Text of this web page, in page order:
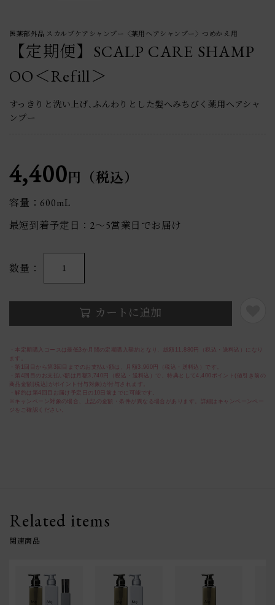
医薬部外品 スカルプケアシャンプー〈薬用ヘアシャンプー〉つめかえ用
【定期便】SCALP CARE SHAMP
OO＜Refill＞
すっきりと洗い上げ､ふんわりとした髪へみちびく薬用ヘアシャ
ンプー
4,400円（税込）
容量：600mL
最短到着予定日：2〜5営業日でお届け
数量 1
カートに追加
・本定期購入コースは最低3か月間の定期購入契約となり、総額11,880円（税込・送料込）になり
ます。
・第1回目から第3回目までのお支払い額は、月額3,960円（税込・送料込）です。
・第4回目のお支払い額は月額3,740円（税込・送料込）で、特典として4,400ポイント(値引き前の
商品金額[税込]がポイント付与対象)が付与されます。
・解約は第4回目お届け予定日の10日前までに可能です。
※キャンペーン対象の場合、上記の金額・条件が異なる場合があります。詳細はキャンペーンペー
ジをご確認ください。
Related items
関連商品